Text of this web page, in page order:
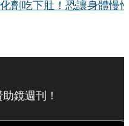
劑吃下肚！恐讓身體慢
鏡週刊！